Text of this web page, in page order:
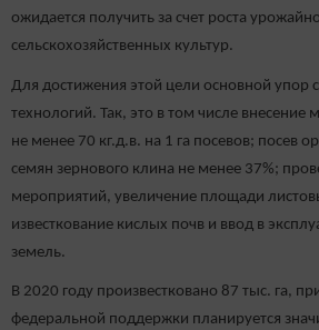
ожидается получить за счет роста
сельскохозяйственных культур.
Для достижения этой цели основной упор
технологий. Так, это в том числе
не менее 70 кг.д.в. на 1 га посевов; посев
семян зернового клина не менее 37%;
мероприятий, увеличение площади
известкование кислых почв и ввод в
земель.
В 2020 году произвестковано 87 тыс. га,
федеральной поддержки планируется